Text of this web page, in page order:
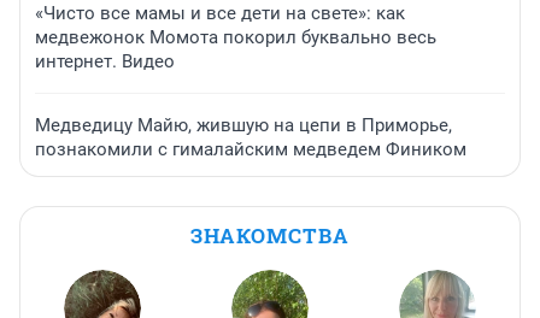
«Чисто все мамы и все дети на свете»: как
медвежонок Момота покорил буквально весь
интернет. Видео
Медведицу Майю, жившую на цепи в Приморье,
познакомили с гималайским медведем Фиником
ЗНАКОМСТВА